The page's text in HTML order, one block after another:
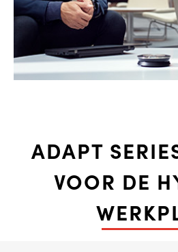
ADAPT
VOOR DE